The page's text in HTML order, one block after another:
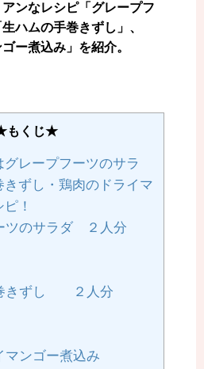
ンなレシピ「グレープフ
ハムの手巻きずし」、
ゴー煮込み」を紹介。
もくじ★
レープフーツのサラ
きずし・鶏肉のドライマ
！
ツのサラダ ２人分
きずし ２人分
マンゴー煮込み